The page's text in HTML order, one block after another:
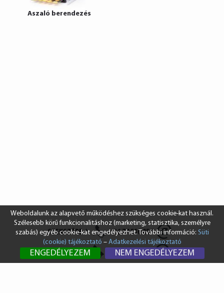
SZEKSZÁRD +36 74 510 054
info@vendi.hu
BUDAPEST +36 1 431 8687
Aszaló berendezés
Weboldalunk az alapvető működéshez szükséges cookie-kat használ.
Szélesebb körű funkcionalitáshoz (marketing, statisztika, személyre
szabás) egyéb cookie-kat engedélyezhet. További információ: Süti
(cookie) tájékoztató – Adatkezelési tájékoztató
ENGEDÉLYEZEM NEM ENGEDÉLYEZEM